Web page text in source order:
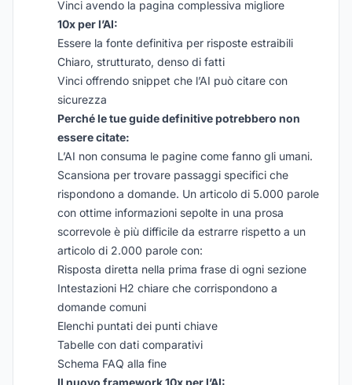
Vinci avendo la pagina complessiva migliore
10x per l’AI:
Essere la fonte definitiva per risposte estraibili
Chiaro, strutturato, denso di fatti
Vinci offrendo snippet che l’AI può citare con
sicurezza
Perché le tue guide definitive potrebbero non
essere citate:
L’AI non consuma le pagine come fanno gli umani.
Scansiona per trovare passaggi specifici che
rispondono a domande. Un articolo di 5.000 parole
con ottime informazioni sepolte in una prosa
scorrevole è più difficile da estrarre rispetto a un
articolo di 2.000 parole con:
Risposta diretta nella prima frase di ogni sezione
Intestazioni H2 chiare che corrispondono a
domande comuni
Elenchi puntati dei punti chiave
Tabelle con dati comparativi
Schema FAQ alla fine
Il nuovo framework 10x per l’AI: